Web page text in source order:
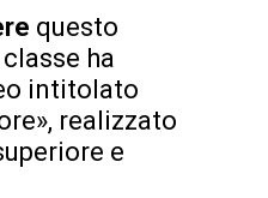
questo
ha
intitolato
realizzato
e